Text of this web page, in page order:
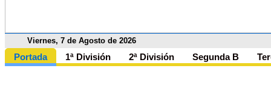
Viernes, 7 de Agosto de 2026
Portada 1ª División 2ª División Segunda B